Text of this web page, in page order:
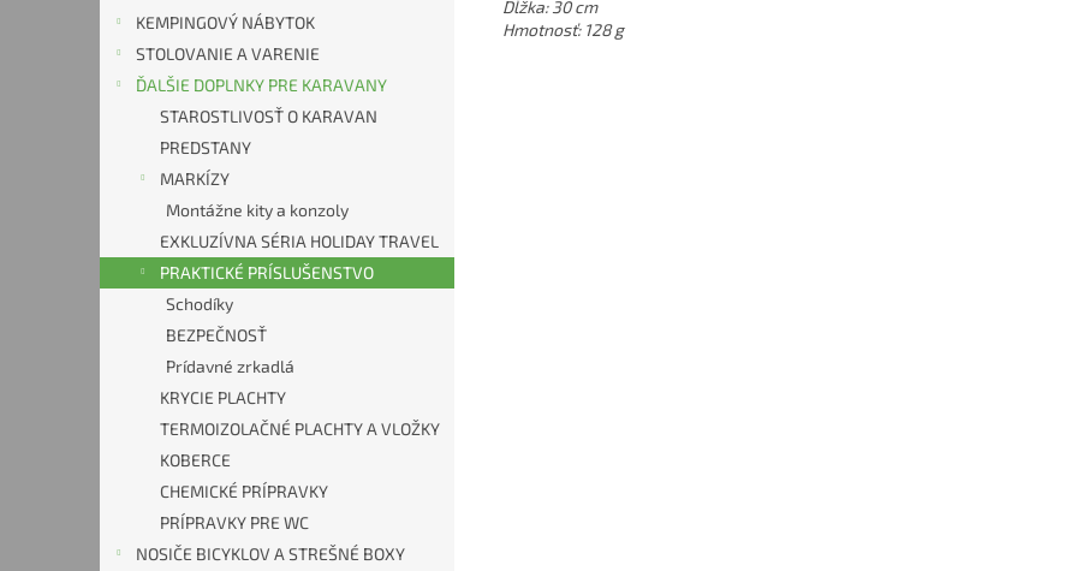
KEMPINGOVÝ NÁBYTOK
STOLOVANIE A VARENIE
ĎALŠIE DOPLNKY PRE KARAVANY
STAROSTLIVOSŤ O KARAVAN
PREDSTANY
MARKÍZY
Montážne kity a konzoly
EXKLUZÍVNA SÉRIA HOLIDAY TRAVEL
PRAKTICKÉ PRÍSLUŠENSTVO
Schodíky
BEZPEČNOSŤ
Prídavné zrkadlá
KRYCIE PLACHTY
TERMOIZOLAČNÉ PLACHTY A VLOŽKY
KOBERCE
CHEMICKÉ PRÍPRAVKY
PRÍPRAVKY PRE WC
NOSIČE BICYKLOV A STREŠNÉ BOXY
Dĺžka: 30 cm
Hmotnosť: 128 g